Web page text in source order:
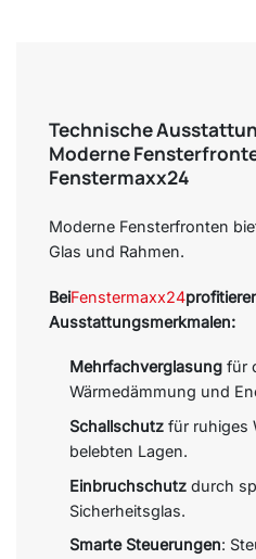
Technische
Moderne
Fenstermaxx24
Moderne Fensterfronten
Glas und Rahmen.
BeiFenstermaxx24
Ausstattungsmerkmalen:
Mehrfachverglasungfür
Wärmedämmung und
Schallschutzfür ruhiges
belebten Lagen.
Einbruchschutzdurch
Sicherheitsglas.
Smarte Steuerungen: